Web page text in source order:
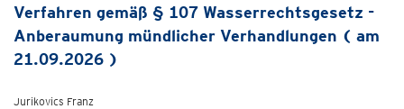
Verfahren gemäß § 107 Wasserrechtsgesetz -
Anberaumung mündlicher Verhandlungen ( am
21.09.2026 )
Jurikovics Franz